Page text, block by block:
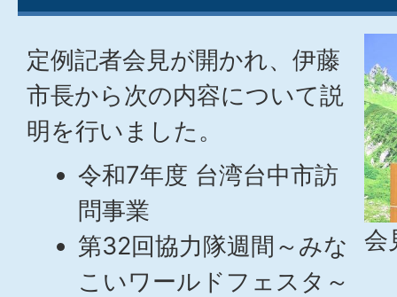
会
定例記者会見が開かれ、伊藤
市長から次の内容について説
明を行いました。
令和7年度 台湾台中市訪
問事業
第32回協力隊週間～みな
こいワールドフェスタ～